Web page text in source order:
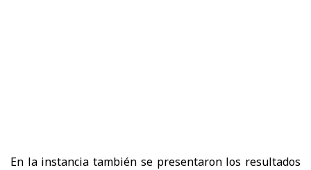
En la instancia también se presentaron los resultados